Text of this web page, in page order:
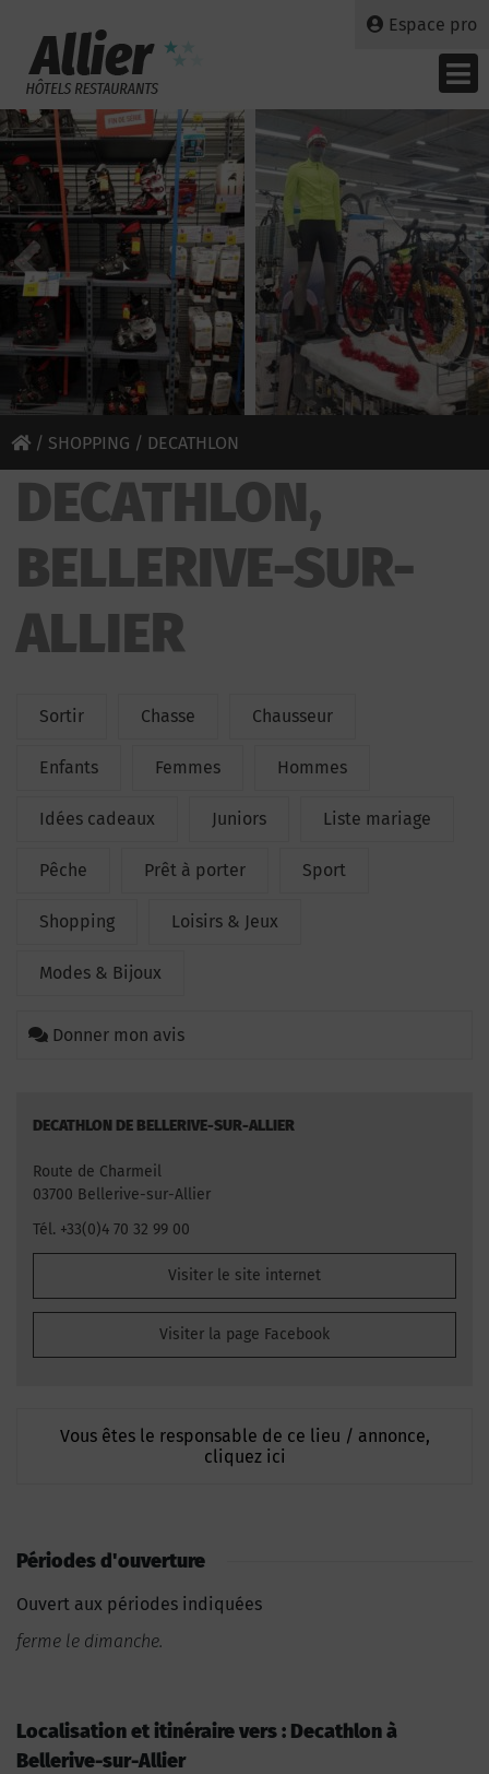
Espace pro
/ SHOPPING / DECATHLON
DECATHLON,
BELLERIVE-SUR-
ALLIER
Sortir Chasse Chausseur
Enfants Femmes Hommes
Idées cadeaux Juniors Liste mariage
Pêche Prêt à porter Sport
Shopping Loisirs & Jeux
Modes & Bijoux
Donner mon avis
DECATHLON DE BELLERIVE-SUR-ALLIER
Route de Charmeil
03700 Bellerive-sur-Allier
Tél. +33(0)4 70 32 99 00
Visiter le site internet
Visiter la page Facebook
Vous êtes le responsable de ce lieu / annonce,
cliquez ici
Périodes d'ouverture
Ouvert aux périodes indiquées
ferme le dimanche.
Localisation et itinéraire vers : Decathlon à
Bellerive-sur-Allier